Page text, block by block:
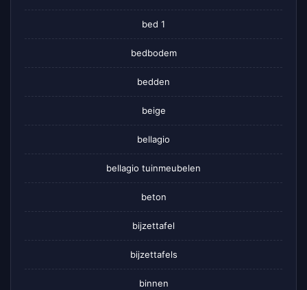
bed 1
bedbodem
bedden
beige
bellagio
bellagio tuinmeubelen
beton
bijzettafel
bijzettafels
binnen